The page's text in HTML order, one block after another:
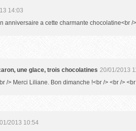
14:03
anniversaire a cette charmante chocolatine<br />
une glace, trois chocolatines 20/01/2013
/> Merci Liliane. Bon dimanche !<br /> <br />
2013 10:54